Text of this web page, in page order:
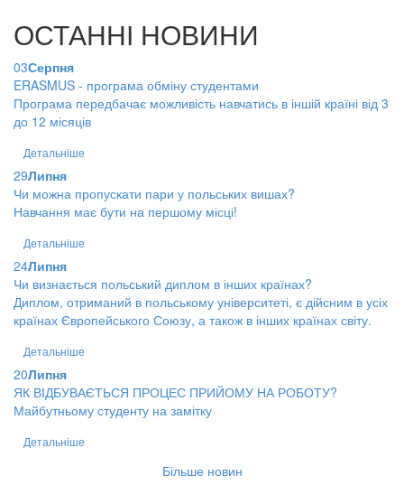
ОСТАННІ НОВИНИ
03Серпня
ERASMUS - програма обміну студентами
Програма передбачає можливість навчатись в іншій країні від 3
до 12 місяців
Детальніше
29Липня
Чи можна пропускати пари у польських вишах?
Навчання має бути на першому місці!
Детальніше
24Липня
Чи визнається польський диплом в інших країнах?
Диплом, отриманий в польському університеті, є дійсним в усіх
країнах Європейського Союзу, а також в інших країнах світу.
Детальніше
20Липня
ЯК ВІДБУВАЄТЬСЯ ПРОЦЕС ПРИЙОМУ НА РОБОТУ?
Майбутньому студенту на замітку
Детальніше
Більше новин